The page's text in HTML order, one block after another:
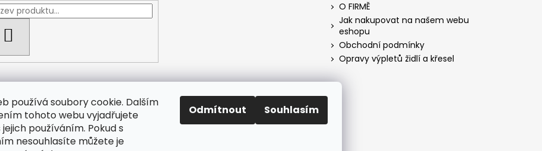
používá soubory cookie. Dalším
tohoto webu vyjadřujete
jejich používáním. Pokud s
nesouhlasíte můžete je
Odmítnout Souhlasím
O FIRMĚ
Jak nakupovat na našem webu
eshopu
Obchodní podmínky
Opravy výpletů židlí a křesel
Facebook Fan page